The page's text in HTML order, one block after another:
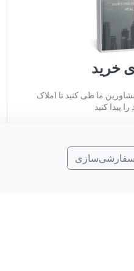
خرید
ما طی کنید تا املاک
پیدا کنید
سفارشی‌سازی